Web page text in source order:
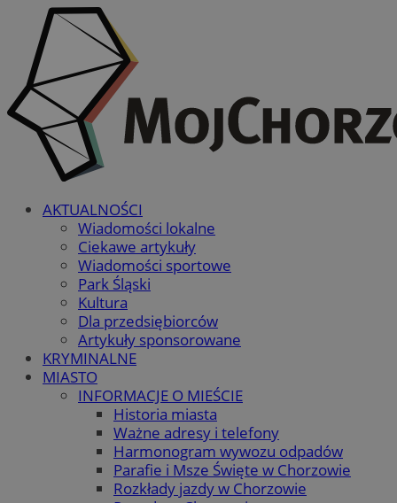
AKTUALNOŚCI
Wiadomości lokalne
Ciekawe artykuły
Wiadomości sportowe
Park Śląski
Kultura
Dla przedsiębiorców
Artykuły sponsorowane
KRYMINALNE
MIASTO
INFORMACJE O MIEŚCIE
Historia miasta
Ważne adresy i telefony
Harmonogram wywozu odpadów
Parafie i Msze Święte w Chorzowie
Rozkłady jazdy w Chorzowie